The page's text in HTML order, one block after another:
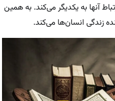
آنها به یکدیگر می‌کند. به همین
زندگی انسان‌ها می‌کند.